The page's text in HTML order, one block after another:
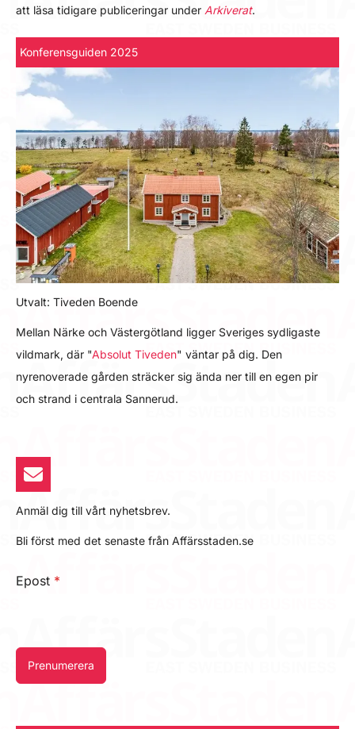
att läsa tidigare publiceringar under Arkiverat.
Konferensguiden 2025
Utvalt: Tiveden Boende
Mellan Närke och Västergötland ligger Sveriges sydligaste
vildmark, där "Absolut Tiveden" väntar på dig. Den
nyrenoverade gården sträcker sig ända ner till en egen pir
och strand i centrala Sannerud.
Anmäl dig till vårt nyhetsbrev.
Bli först med det senaste från Affärsstaden.se
Epost *
Prenumerera